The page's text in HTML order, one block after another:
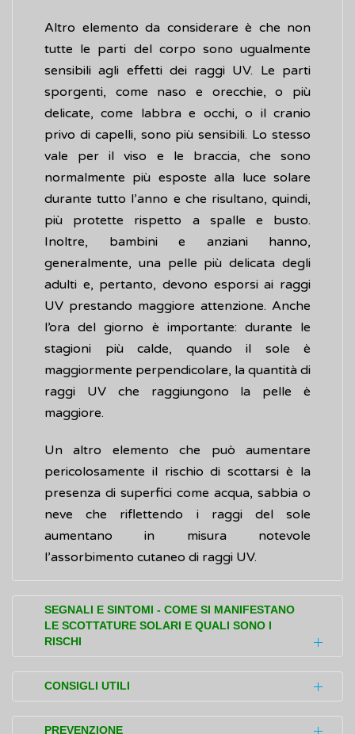
Altro elemento da considerare è che non
tutte le parti del corpo sono ugualmente
sensibili agli effetti dei raggi UV. Le parti
sporgenti, come naso e orecchie, o più
delicate, come labbra e occhi, o il cranio
privo di capelli, sono più sensibili. Lo stesso
vale per il viso e le braccia, che sono
normalmente più esposte alla luce solare
durante tutto l’anno e che risultano, quindi,
più protette rispetto a spalle e busto.
Inoltre, bambini e anziani hanno,
generalmente, una pelle più delicata degli
adulti e, pertanto, devono esporsi ai raggi
UV prestando maggiore attenzione. Anche
l’ora del giorno è importante: durante le
stagioni più calde, quando il sole è
maggiormente perpendicolare, la quantità di
raggi UV che raggiungono la pelle è
maggiore.
Un altro elemento che può aumentare
pericolosamente il rischio di scottarsi è la
presenza di superfici come acqua, sabbia o
neve che riflettendo i raggi del sole
aumentano in misura notevole
l’assorbimento cutaneo di raggi UV.
SEGNALI E SINTOMI - COME SI MANIFESTANO
LE SCOTTATURE SOLARI E QUALI SONO I
RISCHI
Il segnale più comune della scottatura solare
di livello più basso, l’eritema, consiste
nell'arrossamento della pelle, che si
CONSIGLI UTILI
Cosa fare in caso di scottature? Innanzitutto,
PREVENZIONE